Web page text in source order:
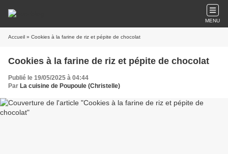
MENU
Accueil » Cookies à la farine de riz et pépite de chocolat
Cookies à la farine de riz et pépite de chocolat
Publié le 19/05/2025 à 04:44
Par La cuisine de Poupoule (Christelle)